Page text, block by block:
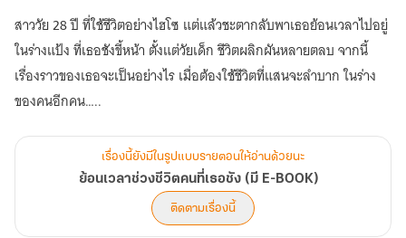
คน
ที่
เธอ
ชัง
(มี
สาววัย 28 ปี ที่ใช้ชีวิตอย่างไฮโซ แต่แล้วชะตากลับพาเธอย้อนเวลาไปอยู่
ในร่างแป้ง ที่เธอชังขี้หน้า ตั้งแต่วัยเด็ก ชีวิตผลิกผันหลายตลบ จากนี้
เรื่องราวของเธอจะเป็นอย่างไร เมื่อต้องใช้ชีวิตที่แสนจะลำบาก ในร่าง
ของคนอีกคน…..
เรื่องนี้ยังมีในรูปแบบรายตอนให้อ่านด้วยนะ
ย้อนเวลาช่วงชีวิตคนที่เธอชัง (มี E-BOOK)
ติดตามเรื่องนี้